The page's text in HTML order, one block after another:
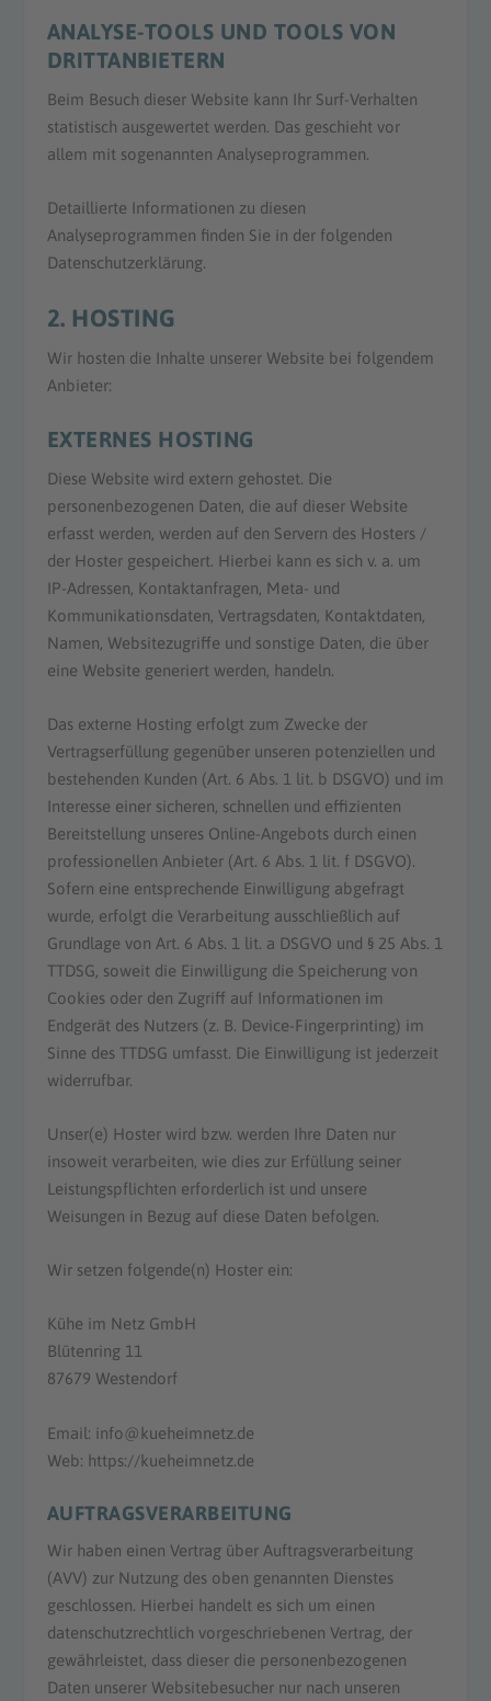
ANALYSE-TOOLS UND TOOLS VON
DRITT­ANBIETERN
Beim Besuch dieser Website kann Ihr Surf-Verhalten
statistisch ausgewertet werden. Das geschieht vor
allem mit sogenannten Analyseprogrammen.
Detaillierte Informationen zu diesen
Analyseprogrammen finden Sie in der folgenden
Datenschutzerklärung.
2. HOSTING
Wir hosten die Inhalte unserer Website bei folgendem
Anbieter:
EXTERNES HOSTING
Diese Website wird extern gehostet. Die
personenbezogenen Daten, die auf dieser Website
erfasst werden, werden auf den Servern des Hosters /
der Hoster gespeichert. Hierbei kann es sich v. a. um
IP-Adressen, Kontaktanfragen, Meta- und
Kommunikationsdaten, Vertragsdaten, Kontaktdaten,
Namen, Websitezugriffe und sonstige Daten, die über
eine Website generiert werden, handeln.
Das externe Hosting erfolgt zum Zwecke der
Vertragserfüllung gegenüber unseren potenziellen und
bestehenden Kunden (Art. 6 Abs. 1 lit. b DSGVO) und im
Interesse einer sicheren, schnellen und effizienten
Bereitstellung unseres Online-Angebots durch einen
professionellen Anbieter (Art. 6 Abs. 1 lit. f DSGVO).
Sofern eine entsprechende Einwilligung abgefragt
wurde, erfolgt die Verarbeitung ausschließlich auf
Grundlage von Art. 6 Abs. 1 lit. a DSGVO und § 25 Abs. 1
TTDSG, soweit die Einwilligung die Speicherung von
Cookies oder den Zugriff auf Informationen im
Endgerät des Nutzers (z. B. Device-Fingerprinting) im
Sinne des TTDSG umfasst. Die Einwilligung ist jederzeit
widerrufbar.
Unser(e) Hoster wird bzw. werden Ihre Daten nur
insoweit verarbeiten, wie dies zur Erfüllung seiner
Leistungspflichten erforderlich ist und unsere
Weisungen in Bezug auf diese Daten befolgen.
Wir setzen folgende(n) Hoster ein:
Kühe im Netz GmbH
Blütenring 11
87679 Westendorf
Email: info@kueheimnetz.de
Web: https://kueheimnetz.de
AUFTRAGSVERARBEITUNG
Wir haben einen Vertrag über Auftragsverarbeitung
(AVV) zur Nutzung des oben genannten Dienstes
geschlossen. Hierbei handelt es sich um einen
datenschutzrechtlich vorgeschriebenen Vertrag, der
gewährleistet, dass dieser die personenbezogenen
Daten unserer Websitebesucher nur nach unseren